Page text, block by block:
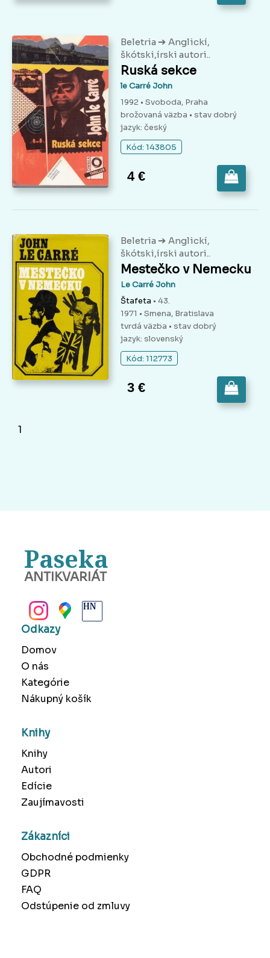
Beletria ➔ Anglickí,
škótski,írski autori..
Ruská sekce
le Carré John
1992 • Svoboda, Praha
brožovaná väzba • stav dobrý
jazyk: český
Kód: 143805
4 €
Beletria ➔ Anglickí,
škótski,írski autori..
Mestečko v Nemecku
Le Carré John
Štafeta • 43.
1971 • Smena, Bratislava
tvrdá väzba • stav dobrý
jazyk: slovenský
Kód: 112773
3 €
1
Paseka
ANTIKVARIÁT
Odkazy
Domov
O nás
Kategórie
Nákupný košík
Knihy
Knihy
Autori
Edície
Zaujímavosti
Zákazníci
Obchodné podmienky
GDPR
FAQ
Odstúpenie od zmluvy